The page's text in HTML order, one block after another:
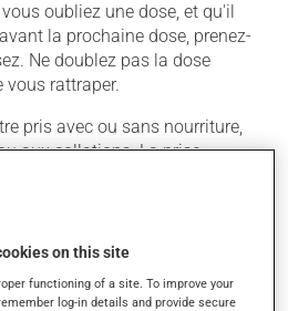
oubliez une dose, et qu'il
la prochaine dose, prenez-
Ne doublez pas la dose
vous rattraper.
pris avec ou sans nourriture,
aux collations. La prise
l'effet du médicament. Limitez
à une prise occasionnelle de
on this site
functioning of a site. To improve your
log-in details and provide secure